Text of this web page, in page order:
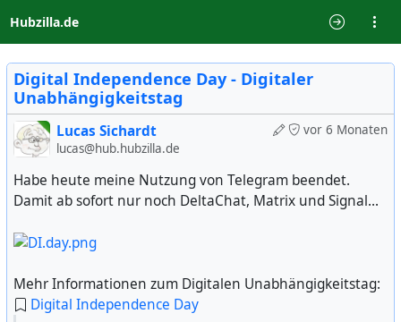
Hubzilla.de
Digital Independence Day - Digitaler
Unabhängigkeitstag
vor 6 Monaten
Lucas Sichardt
lucas@hub.hubzilla.de
Habe heute meine Nutzung von Telegram beendet.
Damit ab sofort nur noch DeltaChat, Matrix und Signal...
Mehr Informationen zum Digitalen Unabhängigkeitstag:
Digital Independence Day